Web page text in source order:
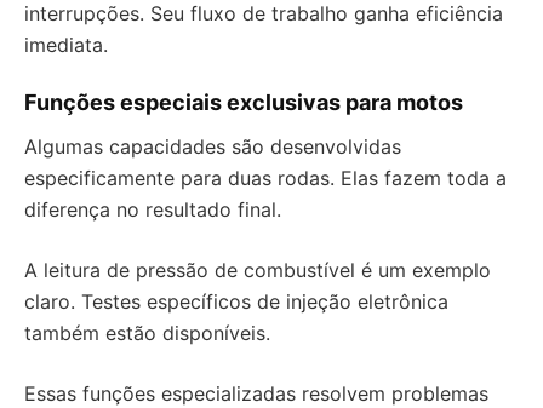
interrupções. Seu fluxo de trabalho ganha eficiência
imediata.
Funções especiais exclusivas para motos
Algumas capacidades são desenvolvidas
especificamente para duas rodas. Elas fazem toda a
diferença no resultado final.
A leitura de pressão de combustível é um exemplo
claro. Testes específicos de injeção eletrônica
também estão disponíveis.
Essas funções especializadas resolvem problemas